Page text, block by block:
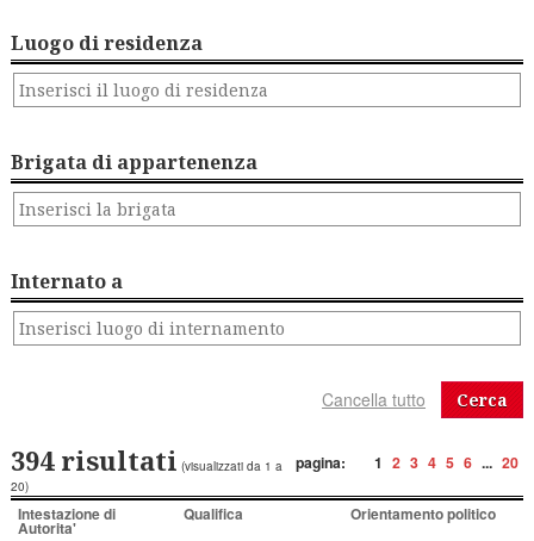
Luogo di residenza
Brigata di appartenenza
Internato a
Cerca
pagina: 1 2 3 4 5 6 ... 20
394 risultati (visualizzati da 1 a
20)
Intestazione di
Autorita'
Qualifica Orientamento politico